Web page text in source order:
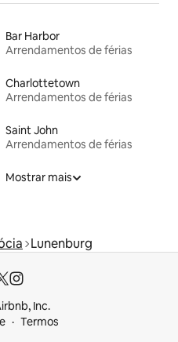
Bar Harbor
Arrendamentos de férias
Charlottetown
Arrendamentos de férias
Saint John
Arrendamentos de férias
Mostrar mais
Lunenburg
Inc.
Termos